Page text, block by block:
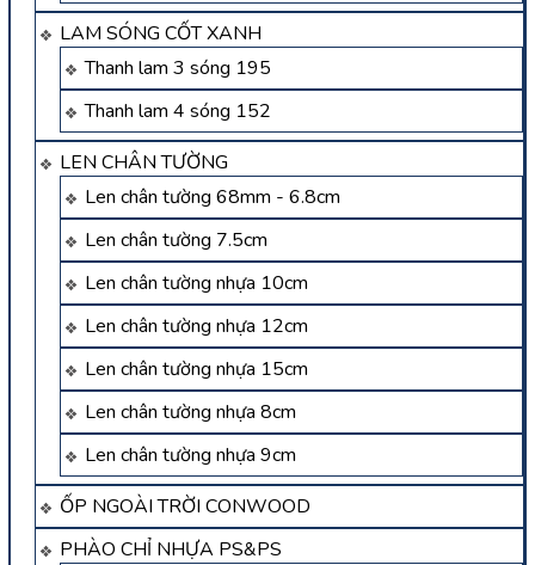
LAM SÓNG CỐT XANH
Thanh lam 3 sóng 195
Thanh lam 4 sóng 152
LEN CHÂN TƯỜNG
Len chân tường 68mm - 6.8cm
Len chân tường 7.5cm
Len chân tường nhựa 10cm
Len chân tường nhựa 12cm
Len chân tường nhựa 15cm
Len chân tường nhựa 8cm
Len chân tường nhựa 9cm
ỐP NGOÀI TRỜI CONWOOD
PHÀO CHỈ NHỰA PS&PS